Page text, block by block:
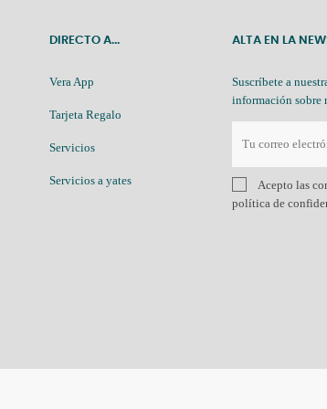
DIRECTO A...
Vera App
Tarjeta Regalo
Servicios
Servicios a yates
ALTA EN LA
Suscríbete a
información sobre
Acepto las
política de